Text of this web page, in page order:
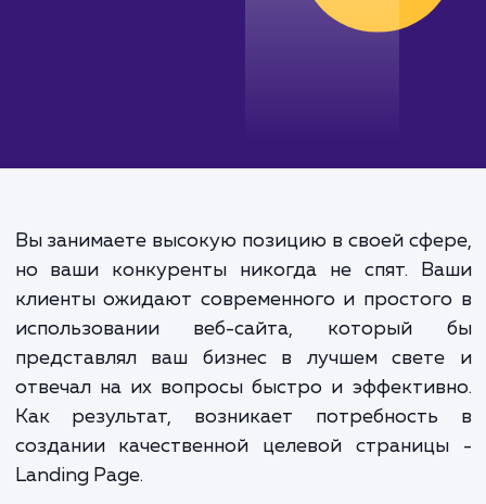
Вы занимаете высокую позицию в своей
но ваши конкуренты никогда не спят.
клиенты ожидают современного и
использовании веб-сайта,
представлял ваш бизнес в лучшем
отвечал на их вопросы быстро и